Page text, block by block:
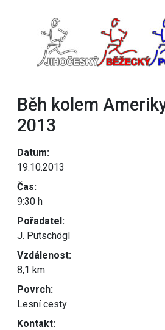
Běh kolem
2013
Datum:
19.10.2013
Čas:
9:30 h
Pořadatel:
J. Putschögl
Vzdálenost:
8,1 km
Povrch:
Lesní cesty
Kontakt: